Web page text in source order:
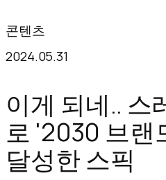
텐
츠
로
바
로
가
콘텐츠
2024.05.31
이게 되네.. 스
로 '2030 브랜
달성한 스픽